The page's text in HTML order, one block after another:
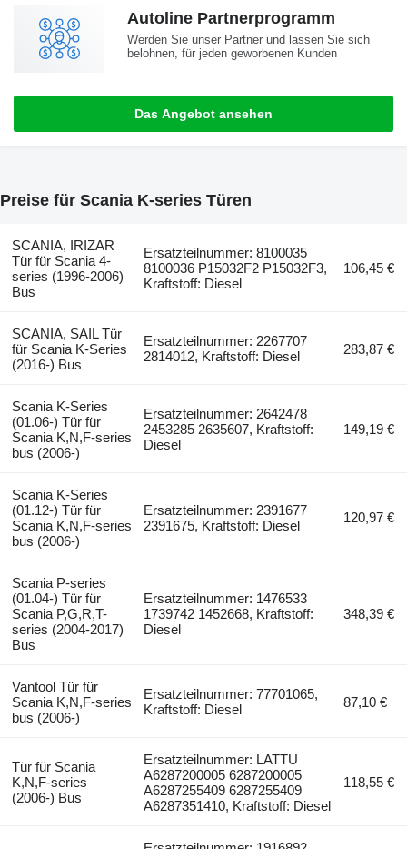
Autoline Partnerprogramm
Werden Sie unser Partner und lassen Sie sich
belohnen, für jeden geworbenen Kunden
Das Angebot ansehen
Preise für Scania K-series Türen
SCANIA, IRIZAR
Tür für Scania 4-
series (1996-2006)
Bus
Ersatzteilnummer: 8100035
8100036 P15032F2 P15032F3,
Kraftstoff: Diesel
106,45 €
SCANIA, SAIL Tür
für Scania K-Series
(2016-) Bus
Ersatzteilnummer: 2267707
2814012, Kraftstoff: Diesel
283,87 €
Scania K-Series
(01.06-) Tür für
Scania K,N,F-series
bus (2006-)
Ersatzteilnummer: 2642478
2453285 2635607, Kraftstoff:
Diesel
149,19 €
Scania K-Series
(01.12-) Tür für
Scania K,N,F-series
bus (2006-)
Ersatzteilnummer: 2391677
2391675, Kraftstoff: Diesel
120,97 €
Scania P-series
(01.04-) Tür für
Scania P,G,R,T-
series (2004-2017)
Bus
Ersatzteilnummer: 1476533
1739742 1452668, Kraftstoff:
Diesel
348,39 €
Vantool Tür für
Scania K,N,F-series
bus (2006-)
Ersatzteilnummer: 77701065,
Kraftstoff: Diesel
87,10 €
Tür für Scania
K,N,F-series
(2006-) Bus
Ersatzteilnummer: LATTU
A6287200005 6287200005
A6287255409 6287255409
A6287351410, Kraftstoff: Diesel
118,55 €